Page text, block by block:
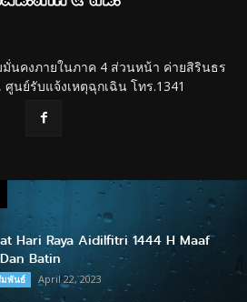
มั่นคงภายในภาค 4 ส่วนหน้า ค่ายสิรินธร
ศูนย์รับแจ้งเหตุฉุกเฉิน โทร.1341
Hari Raya Aidilfitri 1444 H Maaf
Batin
มพันธ์ April 22, 2023